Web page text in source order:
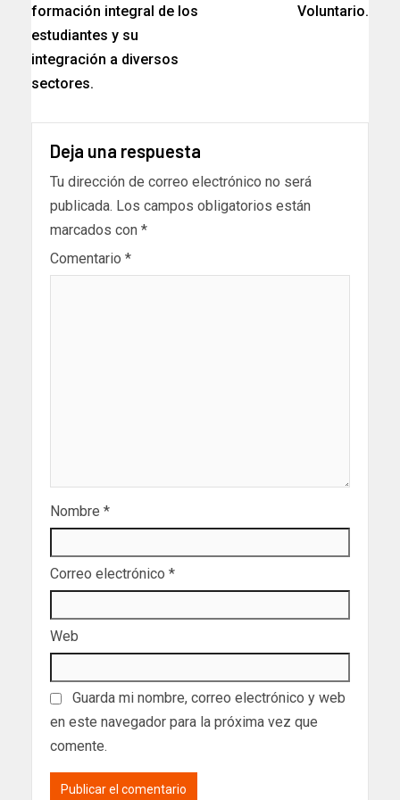
formación integral de los
estudiantes y su
integración a diversos
sectores.
Voluntario.
Deja una respuesta
Tu dirección de correo electrónico no será
publicada. Los campos obligatorios están
marcados con *
Comentario *
Nombre *
Correo electrónico *
Web
Guarda mi nombre, correo electrónico y web
en este navegador para la próxima vez que
comente.